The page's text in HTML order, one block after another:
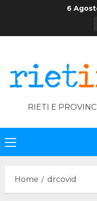
6
RIETI E
Primary
Menu
Home drcovid